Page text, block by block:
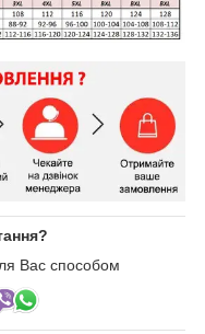
Вас способом